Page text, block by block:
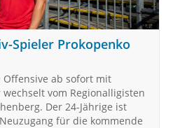
Spieler Prokopenko
ab sofort mit
vom Regionalligisten
Der 24-Jährige ist
für die kommende